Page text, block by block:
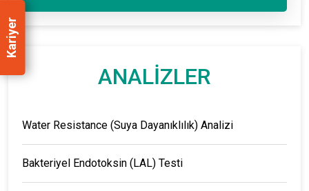
ANALİZLER
Water Resistance (Suya Dayanıklılık) Analizi
Bakteriyel Endotoksin (LAL) Testi
Kariyer